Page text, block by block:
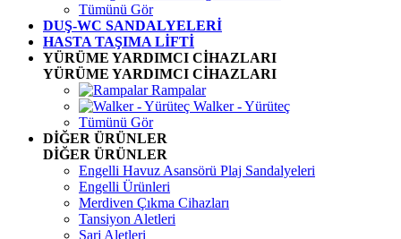
Tümünü Gör
DUŞ-WC SANDALYELERİ
HASTA TAŞIMA LİFTİ
YÜRÜME YARDIMCI CİHAZLARI
YÜRÜME YARDIMCI CİHAZLARI
Rampalar
Walker - Yürüteç
Tümünü Gör
DİĞER ÜRÜNLER
DİĞER ÜRÜNLER
Engelli Havuz Asansörü Plaj Sandalyeleri
Engelli Ürünleri
Merdiven Çıkma Cihazları
Tansiyon Aletleri
Şarj Aletleri